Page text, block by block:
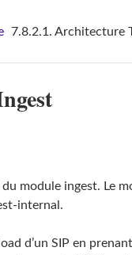
7.8.2.1. Architecture
module ingest. Le
internal.
d’un SIP en